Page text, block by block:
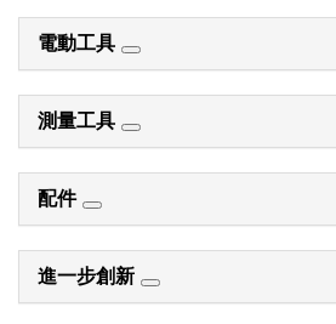
電動工具
測量工具
配件
進一步創新